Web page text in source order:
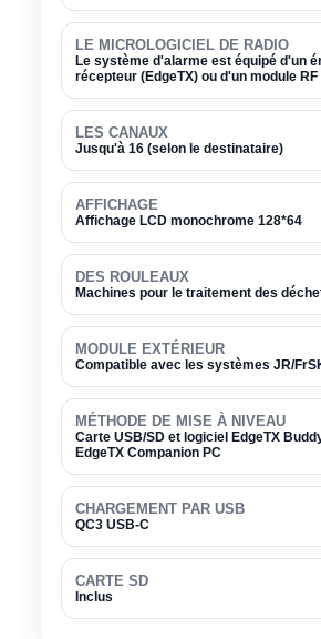
LE MICROLOGICIEL DE RADIO
Le système d'alarme est équipé d'un
récepteur (EdgeTX) ou d'un module
LES CANAUX
Jusqu'à 16 (selon le destinataire)
AFFICHAGE
Affichage LCD monochrome 128*64
DES ROULEAUX
Machines pour le traitement des
MODULE EXTÉRIEUR
Compatible avec les systèmes JR/
MÉTHODE DE MISE À NIVEAU
Carte USB/SD et logiciel EdgeTX
EdgeTX Companion PC
CHARGEMENT PAR USB
QC3 USB-C
CARTE SD
Inclus